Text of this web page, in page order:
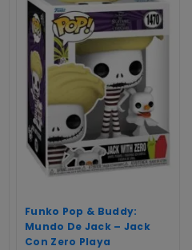
Funko Pop & Buddy:
Mundo De Jack – Jack
Con Zero Playa